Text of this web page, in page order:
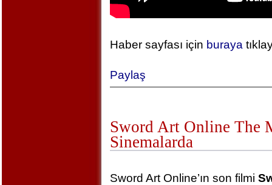
Haber sayfası için buraya
Paylaş
Sword Art Online The
Sinemalarda
Sword Art Online’ın son filmi